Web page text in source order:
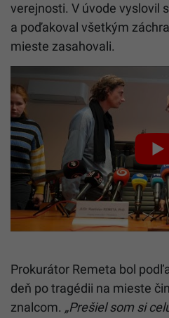
verejnosti. V úvode vyslovil
a poďakoval všetkým
mieste zasahovali.
Prokurátor Remeta bol
deň po tragédii na mieste
znalcom. „Prešiel som si